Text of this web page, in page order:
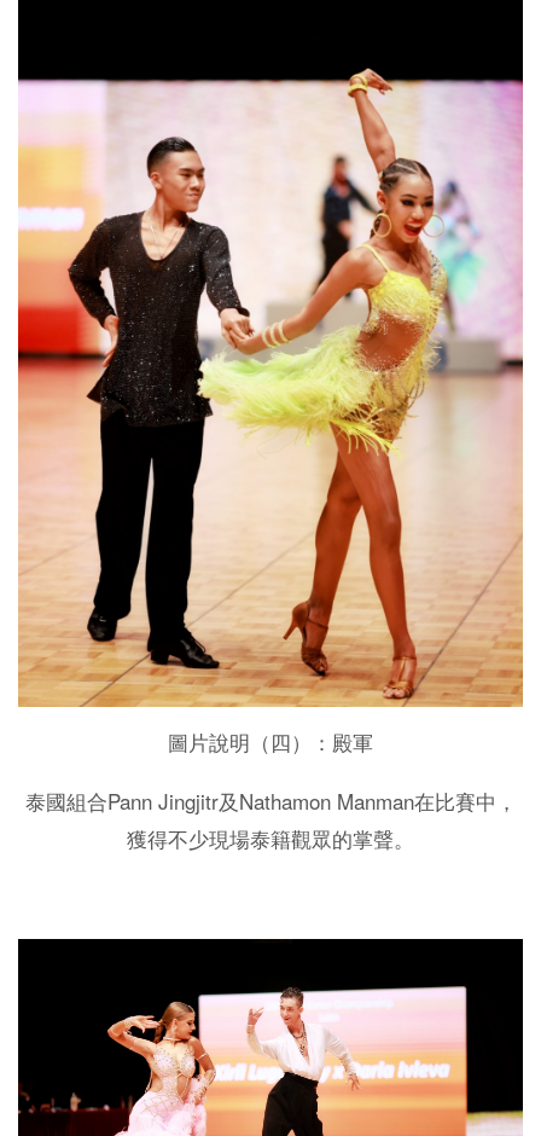
圖片說明（四）：殿軍
泰國組合Pann Jingjitr及 Nathamon Manman在比賽中，
獲得不少現場泰籍觀眾的掌聲。